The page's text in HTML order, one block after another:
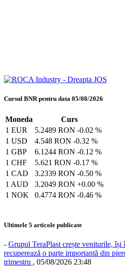
Cursul BNR pentru data 05/08/2026
Moneda
Curs
1 EUR
5.2489 RON -0.02 %
1 USD
4.548 RON -0.32 %
1 GBP
6.1244 RON -0.12 %
1 CHF
5.621 RON -0.17 %
1 CAD
3.2339 RON -0.50 %
1 AUD
3.2049 RON +0.00 %
1 NOK
0.4774 RON -0.46 %
Ultimele 5 articole publicate
- Grupul TeraPlast crește veniturile, își
recuperează o parte importantă din
trimestru , 05/08/2026 23:48